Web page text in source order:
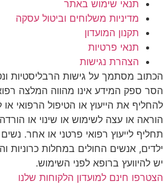
תנאי שימוש באתר
מדיניות משלוחים וביטול עסקה
תקנון המועדון
תנאי פרטיות
הצהרת נגישות
הכתוב מסתמך על גישות הרבליסטיות
הסר ספק המידע אינו מהווה המלצה
להחליף את הייעוץ או הטיפול הרפואי
הוראה או עצה לשימוש או שינוי או
תחליף לייעוץ רפואי פרטני או אחר.
ילדים, אנשים החולים במחלות כרוניות
יש להיוועץ ברופא לפני השימוש.
הצטרפו חינם למועדון הלקוחות שלנו